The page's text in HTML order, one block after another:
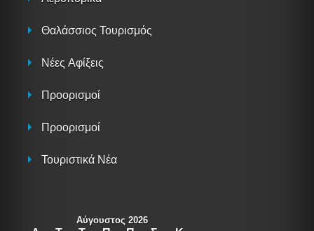
Θαλάσσιος Τουρισμός
Νέες Αφίξεις
Προορισμοί
Προορισμοί
Τουριστικά Νέα
Αύγουστος 2026